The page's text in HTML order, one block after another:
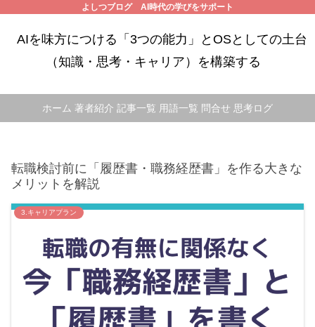
よしつブログ AI時代の学びをサポート
AIを味方につける「3つの能力」とOSとしての土台
（知識・思考・キャリア）を構築する
ホーム 著者紹介 記事一覧 用語一覧 問合せ 思考ログ
転職検討前に「履歴書・職務経歴書」を作る大きな
メリットを解説
3.キャリアプラン